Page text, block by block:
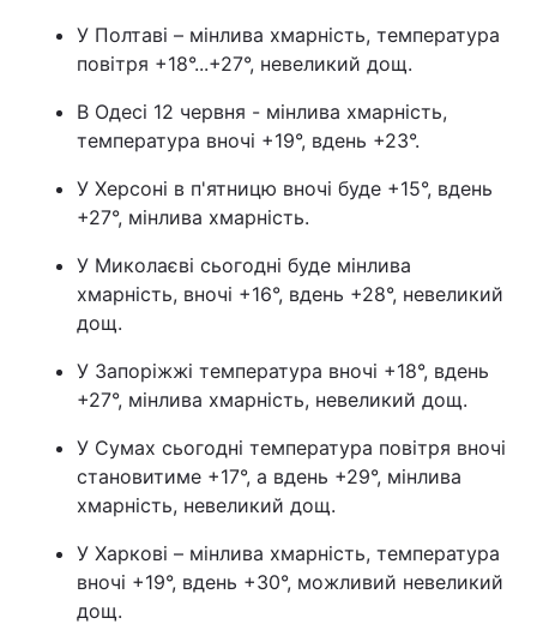
У Полтаві – мінлива хмарність, температура
повітря +18°...+27°, невеликий дощ.
В Одесі 12 червня - мінлива хмарність,
температура вночі +19°, вдень +23°.
У Херсоні в п'ятницю вночі буде +15°, вдень
+27°, мінлива хмарність.
У Миколаєві сьогодні буде мінлива
хмарність, вночі +16°, вдень +28°, невеликий
дощ.
У Запоріжжі температура вночі +18°, вдень
+27°, мінлива хмарність, невеликий дощ.
У Сумах сьогодні температура повітря вночі
становитиме +17°, а вдень +29°, мінлива
хмарність, невеликий дощ.
У Харкові – мінлива хмарність, температура
вночі +19°, вдень +30°, можливий невеликий
дощ.